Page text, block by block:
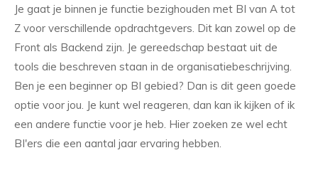
Je gaat je binnen je functie bezighouden met BI van A tot
Z voor verschillende opdrachtgevers. Dit kan zowel op de
Front als Backend zijn. Je gereedschap bestaat uit de
tools die beschreven staan in de organisatiebeschrijving.
Ben je een beginner op BI gebied? Dan is dit geen goede
optie voor jou. Je kunt wel reageren, dan kan ik kijken of ik
een andere functie voor je heb. Hier zoeken ze wel echt
BI'ers die een aantal jaar ervaring hebben.